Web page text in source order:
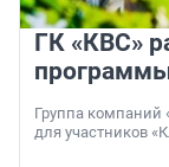
ГК «КВС»
Группа компаний
для участников